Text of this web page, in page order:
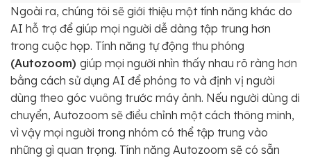
Ngoài ra, chúng tôi sẽ giới thiệu một tính năng khác do
AI hỗ trợ để giúp mọi người dễ dàng tập trung hơn
trong cuộc họp. Tính năng tự động thu phóng
(Autozoom) giúp mọi người nhìn thấy nhau rõ ràng hơn
bằng cách sử dụng AI để phóng to và định vị người
dùng theo góc vuông trước máy ảnh. Nếu người dùng di
chuyển, Autozoom sẽ điều chỉnh một cách thông minh,
vì vậy mọi người trong nhóm có thể tập trung vào
những gì quan trọng. Tính năng Autozoom sẽ có sẵn